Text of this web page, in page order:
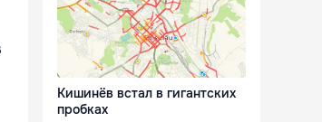
Кишинёв встал в гигантских
пробках